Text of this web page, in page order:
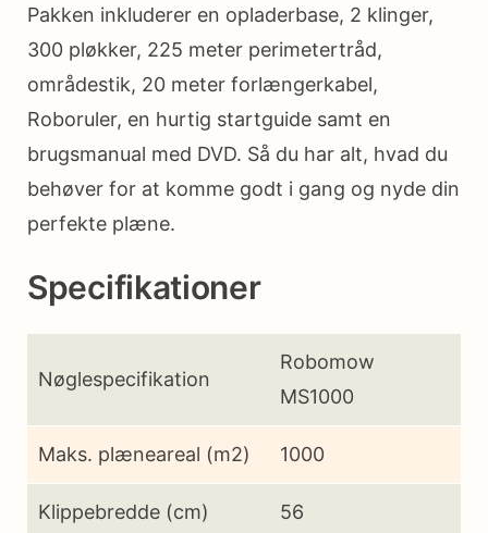
Pakken inkluderer en opladerbase, 2 klinger,
300 pløkker, 225 meter perimetertråd,
områdestik, 20 meter forlængerkabel,
Roboruler, en hurtig startguide samt en
brugsmanual med DVD. Så du har alt, hvad du
behøver for at komme godt i gang og nyde din
perfekte plæne.
Specifikationer
Nøglespecifikation
Robomow
MS1000
Maks. plæneareal (m2) 1000
Klippebredde (cm) 56